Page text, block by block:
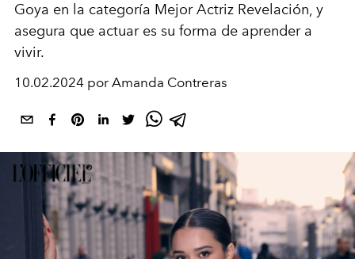
Goya en la categoría Mejor Actriz Revelación, y
asegura que actuar es su forma de aprender a
vivir.
10.02.2024 por Amanda Contreras